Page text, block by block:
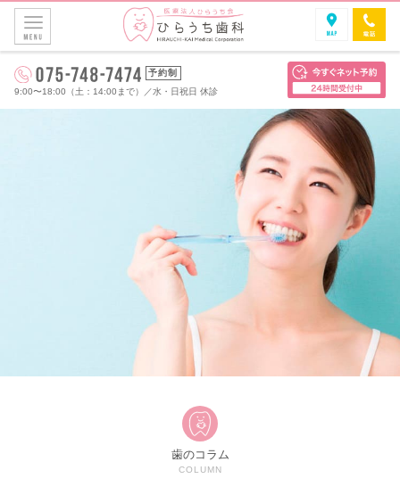
予約制
9:00〜18:00（土：14:00まで）
／水・日祝日 休診
歯のコラム
COLUMN